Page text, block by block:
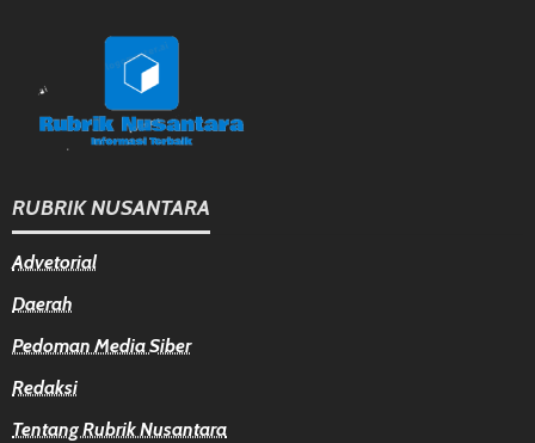
RUBRIK NUSANTARA
Advetorial
Daerah
Pedoman Media Siber
Redaksi
Tentang Rubrik Nusantara